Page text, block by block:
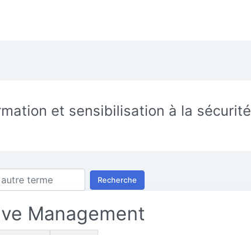
et sensibilisation à la sécurité
Recherche
Management